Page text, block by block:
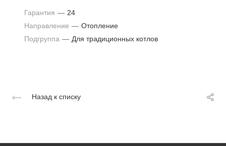
Гарантия — 24
Направление — Отопление
Подгруппа — Для традиционных котлов
Назад к списку